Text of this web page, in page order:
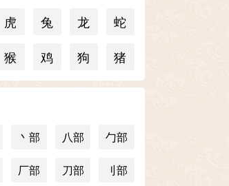
虎 兔 龙
蛇
猴 鸡 狗 猪
丶部 八部 勹部
厂部 刀部 刂部